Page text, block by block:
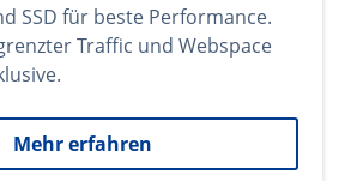
SSD für beste Performance.
Traffic und Webspace
Mehr erfahren